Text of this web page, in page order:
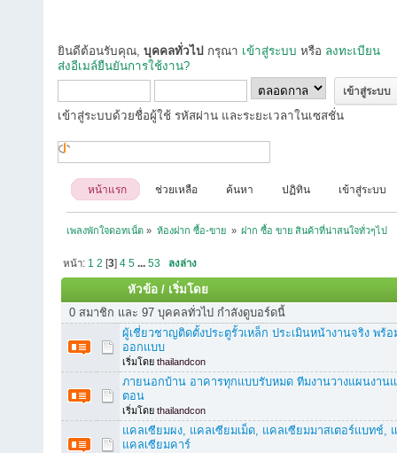
ยินดีต้อนรับคุณ, บุคคลทั่วไป กรุณา เข้าสู่ระบบ หรือ ลงทะเบียน
ส่งอีเมล์ยืนยันการใช้งาน?
เข้าสู่ระบบด้วยชื่อผู้ใช้ รหัสผ่าน และระยะเวลาในเซสชั่น
หน้าแรก ช่วยเหลือ ค้นหา ปฏิทิน เข้าสู่ระบบ
เพลงพักใจดอทเน็ต » ห้องฝาก ซื้อ-ขาย » ฝาก ซื้อ ขาย สินค้าที่น่าสนใจทั่วๆไป
หน้า: 1 2 [3]4 5 ...53 ลงล่าง
หัวข้อ / เริ่มโดย
0 สมาชิก และ 97 บุคคลทั่วไป กำลังดูบอร์ดนี้
ผู้เชี่ยวชาญติดตั้งประตูรั้วเหล็ก ประเมินหน้างานจริง พร้
ออกแบบ
เริ่มโดย thailandcon
ภายนอกบ้าน อาคารทุกแบบรับหมด ทีมงานวางแผนงา
ตอน
เริ่มโดย thailandcon
แคลเซียมผง, แคลเซียมเม็ด, แคลเซียมมาสเตอร์แบทช์,
แคลเซียมคาร์